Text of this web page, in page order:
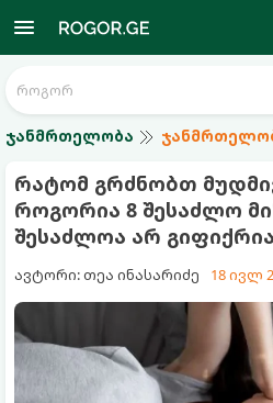
ჯანმრთელობა
რატომ გრძნობთ
როგორია 8 შესაძლო
შესაძლოა არ
ავტორი: თეა ინასარიძე 18 ივლ